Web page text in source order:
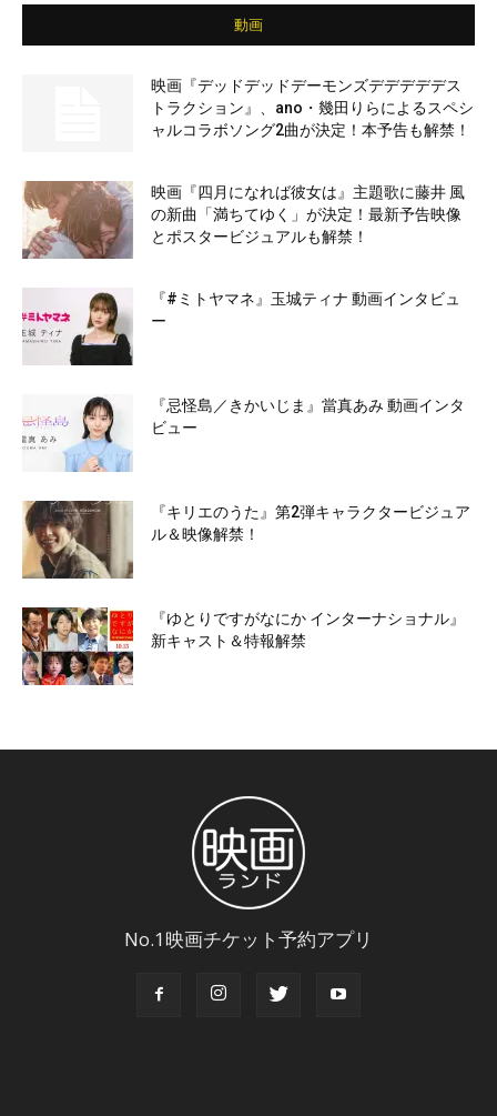
動画
映画『デッドデッドデーモンズデデデデデス
トラクション』、ano・幾田りらによるスペシ
ャルコラボソング2曲が決定！本予告も解禁！
映画『四月になれば彼女は』主題歌に藤井 風
の新曲「満ちてゆく」が決定！最新予告映像
とポスタービジュアルも解禁！
『#ミトヤマネ』玉城ティナ 動画インタビュ
ー
『忌怪島／きかいじま』當真あみ 動画インタ
ビュー
『キリエのうた』第2弾キャラクタービジュア
ル＆映像解禁！
『ゆとりですがなにか インターナショナル』
新キャスト＆特報解禁
No.1映画チケット予約アプリ